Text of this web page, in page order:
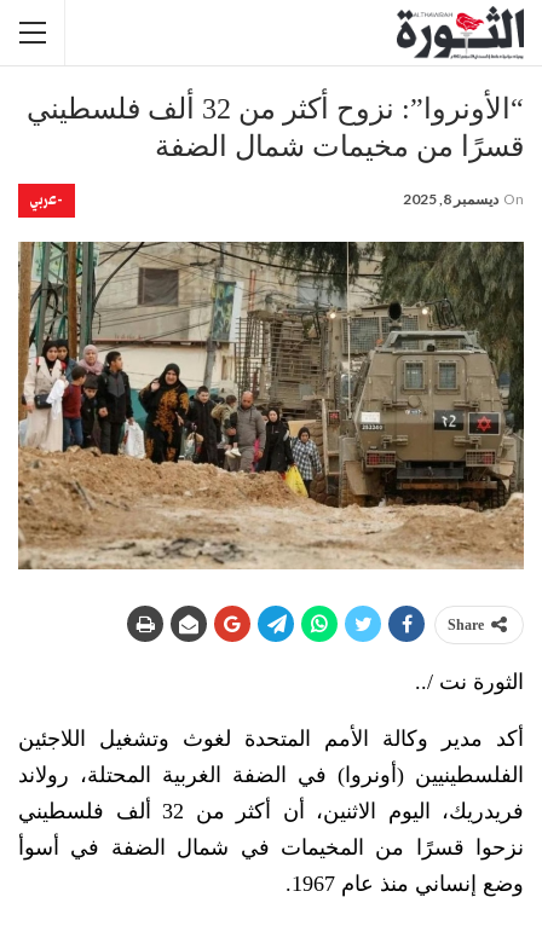
“الأونروا”: نزوح أكثر من 32 ألف فلسطيني
قسرًا من مخيمات شمال الضفة
-عربي On ديسمبر 8, 2025
Share
الثورة نت /..
أكد مدير وكالة الأمم المتحدة لغوث وتشغيل اللاجئين
الفلسطينيين (أونروا) في الضفة الغربية المحتلة، رولاند
فريدريك، اليوم الاثنين، أن أكثر من 32 ألف فلسطيني
نزحوا قسرًا من المخيمات في شمال الضفة في أسوأ
وضع إنساني منذ عام 1967.